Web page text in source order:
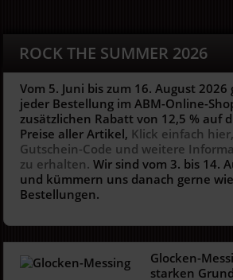
ROCK THE SUMMER 2026
Vom 5. Juni bis zum 16. August
jeder Bestellung im ABM-Online-
zusätzlichen Rabatt von 12,5 % auf
Preise aller Artikel, Klick einfach
Gutschein-Code und weitere
zu erhalten. Wir sind vom 3. bis 14.
und kümmern uns danach gerne
Bestellungen.
Glocken-
starken